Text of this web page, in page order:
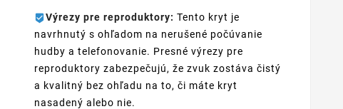
Výrezy pre reproduktory: Tento kryt je
navrhnutý s ohľadom na nerušené počúvanie
hudby a telefonovanie. Presné výrezy pre
reproduktory zabezpečujú, že zvuk zostáva čistý
a kvalitný bez ohľadu na to, či máte kryt
nasadený alebo nie.